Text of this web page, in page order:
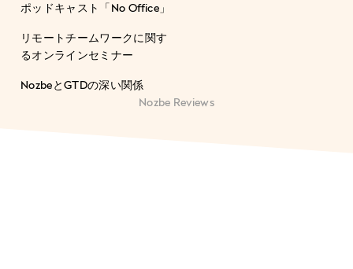
ポッドキャスト「No Office」
リモートチームワークに関す
るオンラインセミナー
NozbeとGTDの深い関係
Nozbe Reviews